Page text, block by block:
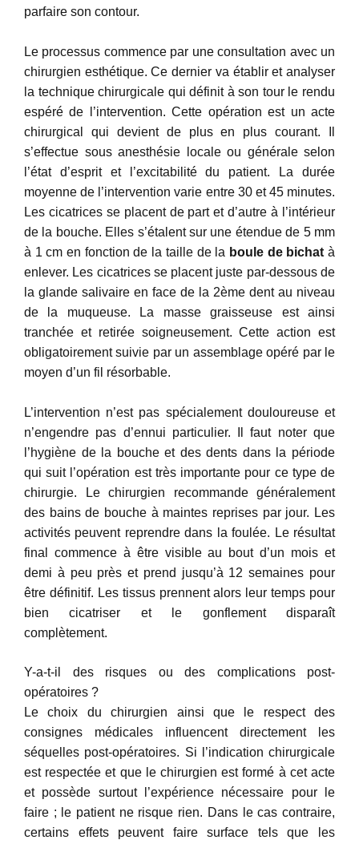
parfaire son contour.
Le processus commence par une consultation avec un
chirurgien esthétique. Ce dernier va établir et analyser
la technique chirurgicale qui définit à son tour le rendu
espéré de l’intervention. Cette opération est un acte
chirurgical qui devient de plus en plus courant. Il
s’effectue sous anesthésie locale ou générale selon
l’état d’esprit et l’excitabilité du patient. La durée
moyenne de l’intervention varie entre 30 et 45 minutes.
Les cicatrices se placent de part et d’autre à l’intérieur
de la bouche. Elles s’étalent sur une étendue de 5 mm
à 1 cm en fonction de la taille de la boule de bichat à
enlever. Les cicatrices se placent juste par-dessous de
la glande salivaire en face de la 2ème dent au niveau
de la muqueuse. La masse graisseuse est ainsi
tranchée et retirée soigneusement. Cette action est
obligatoirement suivie par un assemblage opéré par le
moyen d’un fil résorbable.
L’intervention n’est pas spécialement douloureuse et
n’engendre pas d’ennui particulier. Il faut noter que
l’hygiène de la bouche et des dents dans la période
qui suit l’opération est très importante pour ce type de
chirurgie. Le chirurgien recommande généralement
des bains de bouche à maintes reprises par jour. Les
activités peuvent reprendre dans la foulée. Le résultat
final commence à être visible au bout d’un mois et
demi à peu près et prend jusqu’à 12 semaines pour
être définitif. Les tissus prennent alors leur temps pour
bien cicatriser et le gonflement disparaît
complètement.
Y-a-t-il des risques ou des complications post-
opératoires ?
Le choix du chirurgien ainsi que le respect des
consignes médicales influencent directement les
séquelles post-opératoires. Si l’indication chirurgicale
est respectée et que le chirurgien est formé à cet acte
et possède surtout l’expérience nécessaire pour le
faire ; le patient ne risque rien. Dans le cas contraire,
certains effets peuvent faire surface tels que les